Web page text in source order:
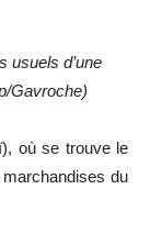
usuels d’une
Gavroche)
où se trouve le
du